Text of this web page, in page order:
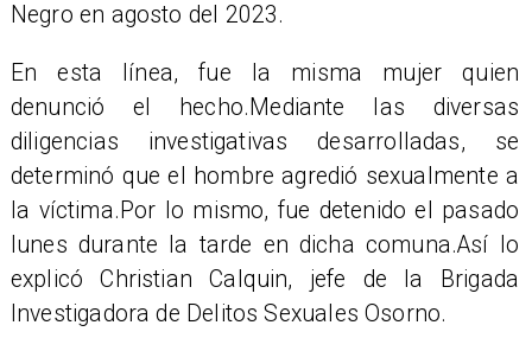
Negro en agosto del 2023.
​En esta línea, fue la misma mujer quien
denunció el hecho.Mediante las diversas
diligencias investigativas desarrolladas, se
determinó que el hombre agredió sexualmente a
la víctima.Por lo mismo, fue detenido el pasado
lunes durante la tarde en dicha comuna.Así lo
explicó Christian Calquin, jefe de la Brigada
Investigadora de Delitos Sexuales Osorno.